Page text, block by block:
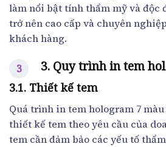
làm nổi bật tính thẩm mỹ và độc
trở nên cao cấp và chuyên
khách hàng.
3. Quy trình in tem
3.1. Thiết kế tem
Quá trình in tem hologram 7
thiết kế tem theo yêu cầu của
tem cần đảm bảo các yếu tố